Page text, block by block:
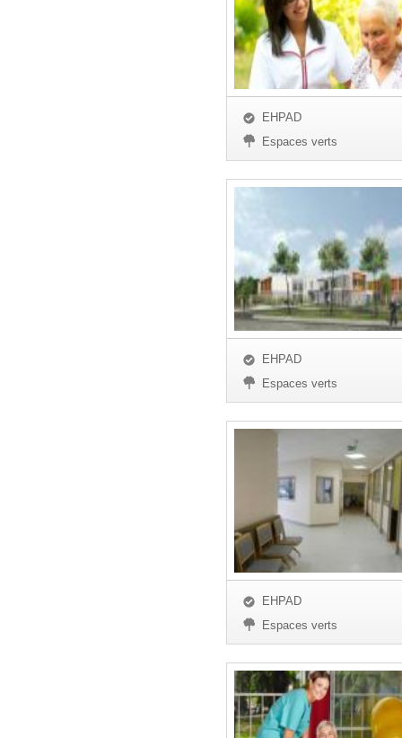
EHPAD
Espaces verts
EHPAD
Espaces verts
EHPAD
Espaces verts